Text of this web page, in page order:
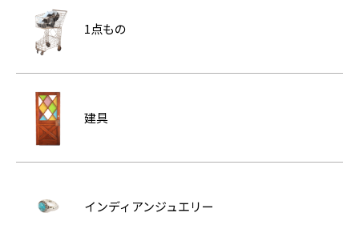
1点もの
建具
インディアンジュエリー